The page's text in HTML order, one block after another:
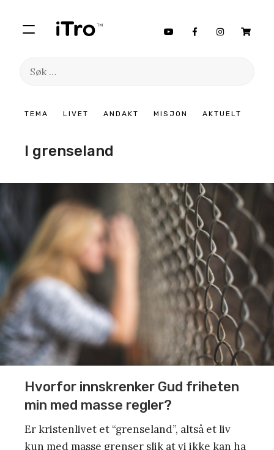
TEMA LIVET ANDAKT MISJON AKTUELT
Søk
I grenseland
Hvorfor innskrenker Gud friheten
min med masse regler?
Er kristenlivet et “grenseland”, altså et liv
kun med masse grenser slik at vi ikke kan ha